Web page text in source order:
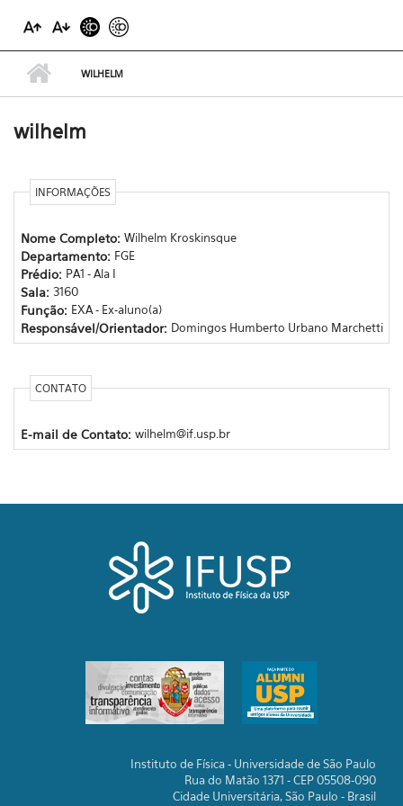
WILHELM
wilhelm
INFORMAÇÕES
Nome Completo: Wilhelm Kroskinsque
Departamento: FGE
Prédio: PA1 - Ala I
Sala: 3160
Função: EXA - Ex-aluno(a)
Responsável/Orientador: Domingos Humberto Urbano Marchetti
CONTATO
E-mail de Contato: wilhelm@if.usp.br
Instituto de Física - Universidade de São Paulo
Rua do Matão 1371 - CEP 05508-090
Cidade Universitária, São Paulo - Brasil